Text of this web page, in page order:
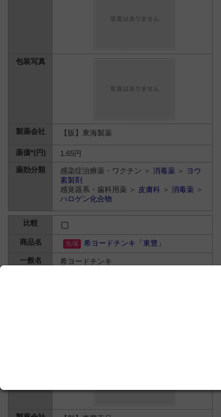
【販】東海製薬
1.65円
感染症治療薬・ワクチン ＞消毒薬 ＞ ヨウ
素製剤
感覚器系・歯科用薬 ＞ 皮膚科 ＞消毒薬 ＞
ハロゲン化合物
希ヨードチンキ「東豊」
希ヨードチンキ